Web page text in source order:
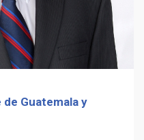
Guatemala y